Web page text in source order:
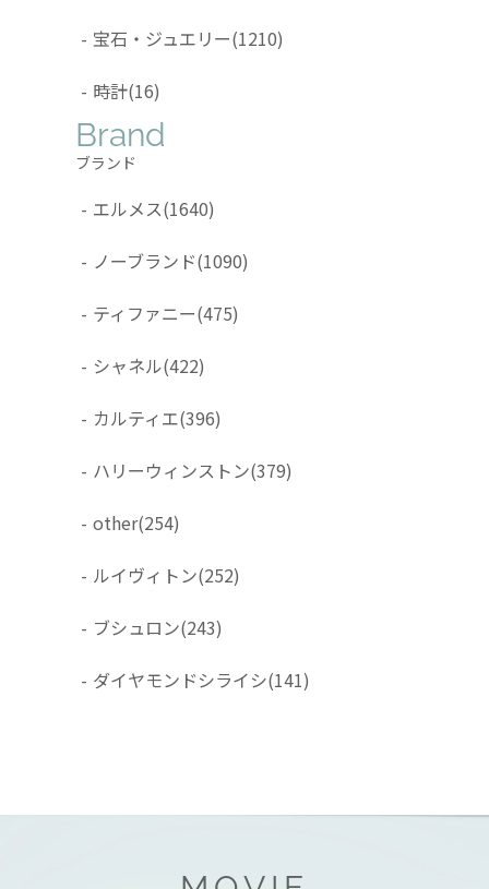
- 宝石・ジュエリー(1210)
- 時計(16)
Brand
ブランド
- エルメス(1640)
- ノーブランド(1090)
- ティファニー(475)
- シャネル(422)
- カルティエ(396)
- ハリーウィンストン(379)
- other(254)
- ルイヴィトン(252)
- ブシュロン(243)
- ダイヤモンドシライシ(141)